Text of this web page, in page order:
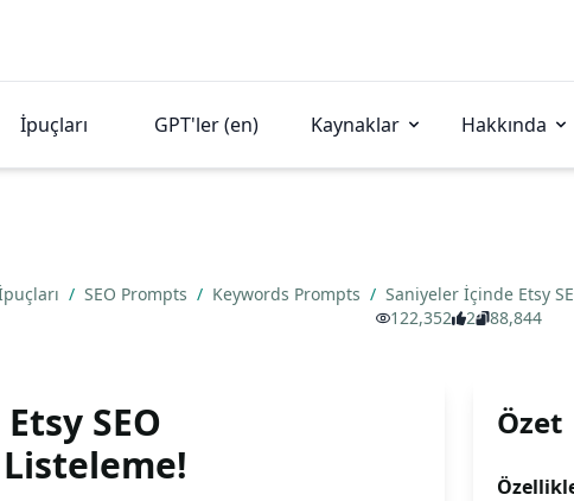
İpuçları GPT'ler (en) Kaynaklar Hakkında
/ SEO Prompts / Keywords Prompts / Saniyeler İçinde Etsy
122,352
2 88,844
SEO
Özet